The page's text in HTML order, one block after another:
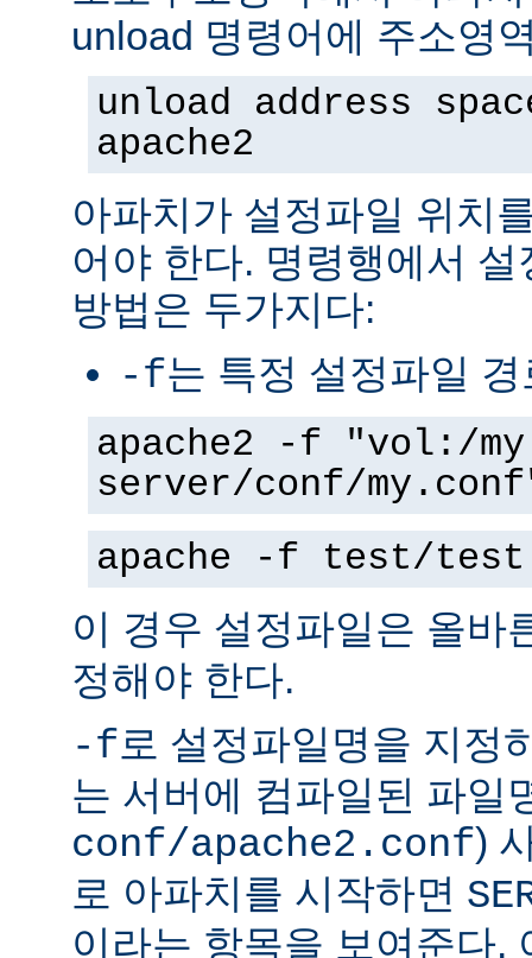
unload 명령어에 주소영
unload address
apache2
아파치가 설정파일 위치
어야 한다. 명령행에서
방법은 두가지다:
-f는 특정 설정파일
apache2 -f "vol:/my
server/conf/
apache -f test/
이 경우 설정파일은 올바
정해야 한다.
-f로 설정파일명을 지정
는 서버에 컴파일된 파일
conf/apache2.conf)
로 아파치를 시작하면
이라는 항목을 보여준다.